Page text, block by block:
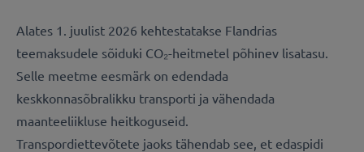
Alates 1. juulist 2026 kehtestatakse Flandrias
teemaksudele sõiduki CO₂-heitmetel põhinev lisatasu.
Selle meetme eesmärk on edendada
keskkonnasõbralikku transporti ja vähendada
maanteeliikluse heitkoguseid.
Transpordiettevõtete jaoks tähendab see, et edaspidi